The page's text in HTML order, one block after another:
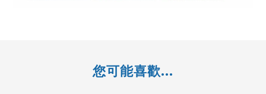
您可能喜歡...